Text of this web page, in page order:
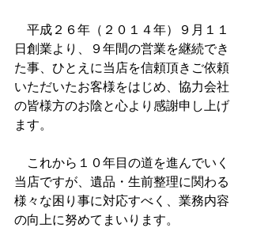
メールお問い合わせはコチラから ☚
平成２６年（２０１４年）９月１１
日創業より、９年間の営業を継続でき
た事、ひとえに当店を信頼頂きご依頼
いただいたお客様をはじめ、協力会社
の皆様方のお陰と心より感謝申し上げ
ます。
これから１０年目の道を進んでいく
当店ですが、遺品・生前整理に関わる
様々な困り事に対応すべく、業務内容
の向上に努めてまいります。